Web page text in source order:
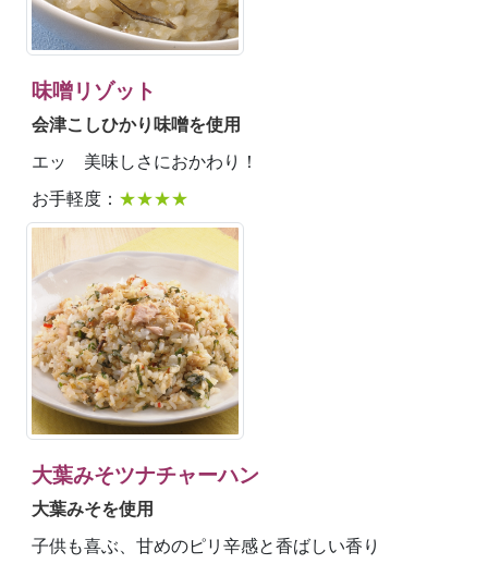
味噌リゾット
会津こしひかり味噌を使用
エッ 美味しさにおかわり！
お手軽度： ★★★★
大葉みそツナチャーハン
大葉みそを使用
子供も喜ぶ、甘めのピリ辛感と香ばしい香り